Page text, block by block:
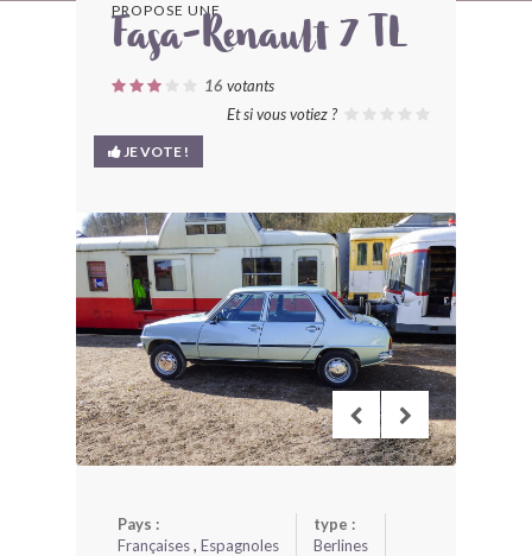
ARCHIVES
LES CONTRIBUTEURS
LE BLOG
BONJOURLAVIEILLE ?
MODÈLES ET MARQUES
COMMENT FONCTIONNE BLV ?
PROPOSE UNE
Fasa-Renault 7 TL
16 votants
Et si vous votiez ?
JE VOTE !
Pays :
Françaises, Espagnoles
type :
Berlines